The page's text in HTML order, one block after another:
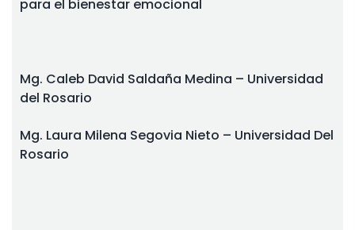
para el bienestar emocional
Mg. Caleb David Saldaña Medina – Universidad
del Rosario
Mg. Laura Milena Segovia Nieto – Universidad Del
Rosario